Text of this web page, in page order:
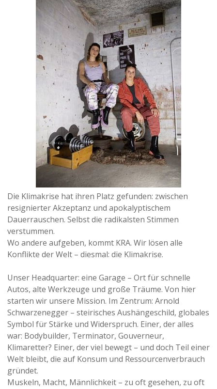
Die Klimakrise hat ihren Platz gefunden: zwischen
resignierter Akzeptanz und apokalyptischem
Dauerrauschen. Selbst die radikalsten Stimmen
verstummen.
Wo andere aufgeben, kommt KRA. Wir lösen alle
Konflikte der Welt – diesmal: die Klimakrise.
Unser Headquarter: eine Garage – Ort für schnelle
Autos, alte Werkzeuge und große Träume. Von hier
starten wir unsere Mission. Im Zentrum: Arnold
Schwarzenegger – steirisches Aushängeschild, globales
Symbol für Stärke und Widerspruch. Einer, der alles
war: Bodybuilder, Terminator, Gouverneur,
Klimaretter? Einer, der viel bewegt – und doch Teil einer
Welt bleibt, die auf Konsum und Ressourcenverbrauch
gründet.
Muskeln, Macht, Männlichkeit – zu oft gesehen, zu oft